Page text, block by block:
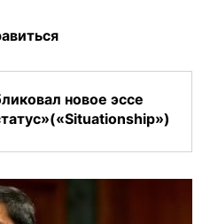
новое эссе